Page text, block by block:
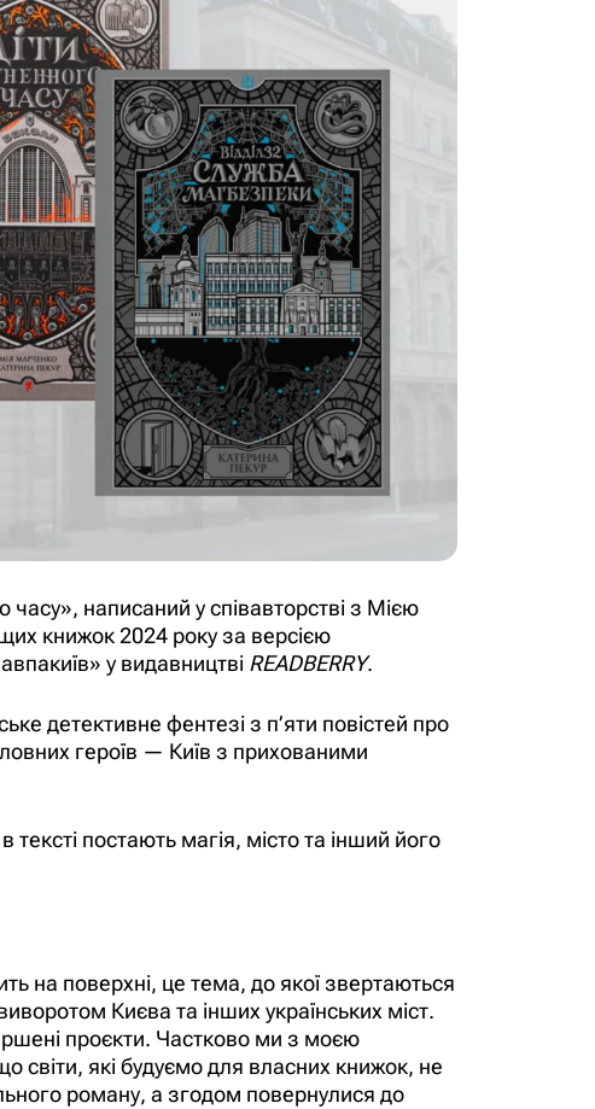
написаний у співавторстві з Мією
книжок 2024 року за версією
у видавництві READBERRY.
детективне фентезі з п’яти повістей про
героїв — Київ з прихованими
тексті постають магія, місто та інший його
на поверхні, це тема, до якої звертаються
Києва та інших українських міст.
проєкти. Частково ми з моєю
світи, які будуємо для власних книжок, не
роману, а згодом повернулися до